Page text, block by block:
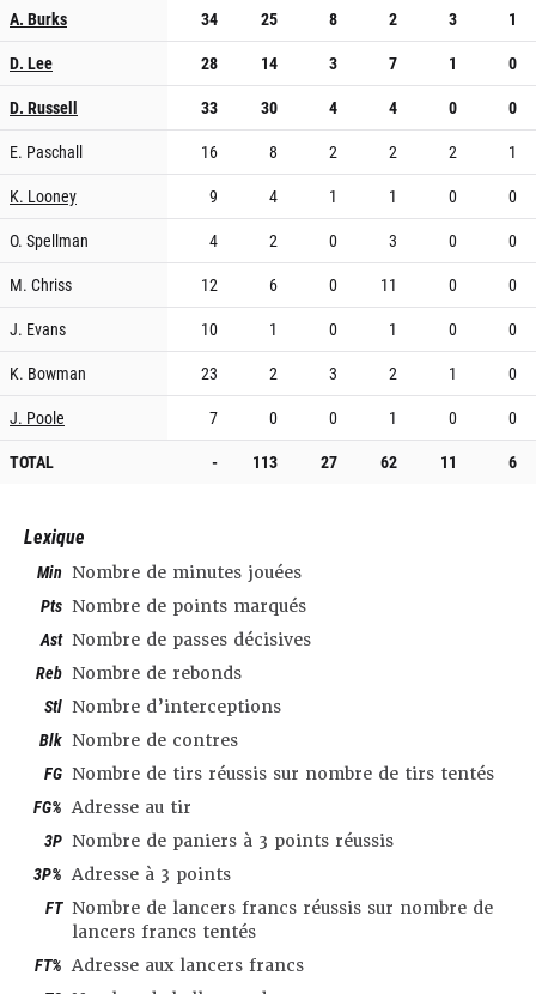
A. Burks
34 25 8 2 3
1
D. Lee
28 14 3 7 1
0
D. Russell
33 30 4 4 0
0
E. Paschall
16 8 2 2 2
1
K. Looney
9 4 1 1 0
0
O. Spellman
4 2 0 3 0
0
M. Chriss
12 6 0 11 0
0
J. Evans
10 1 0 1 0
0
K. Bowman
23 2 3 2 1
0
J. Poole
7 0 0 1 0
0
TOTAL
- 113 27 62 11 6
Lexique
Min Nombre de minutes jouées
Pts Nombre de points marqués
Ast Nombre de passes décisives
Reb Nombre de rebonds
Stl Nombre d’interceptions
Blk Nombre de contres
FG Nombre de tirs réussis sur nombre de tirs tentés
FG% Adresse au tir
3P Nombre de paniers à 3 points réussis
3P% Adresse à 3 points
FT Nombre de lancers francs réussis sur nombre de
lancers francs tentés
FT% Adresse aux lancers francs